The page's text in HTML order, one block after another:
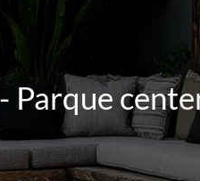
Parque